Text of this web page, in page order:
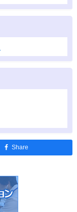
Share